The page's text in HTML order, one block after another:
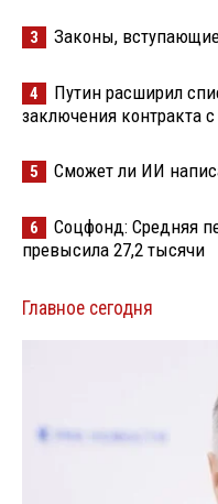
3 Законы,
4
Путин расширил
заключения контракта
5 Сможет ли ИИ
6
Соцфонд: Средняя
превысила 27,2 тысячи
Главное сегодня